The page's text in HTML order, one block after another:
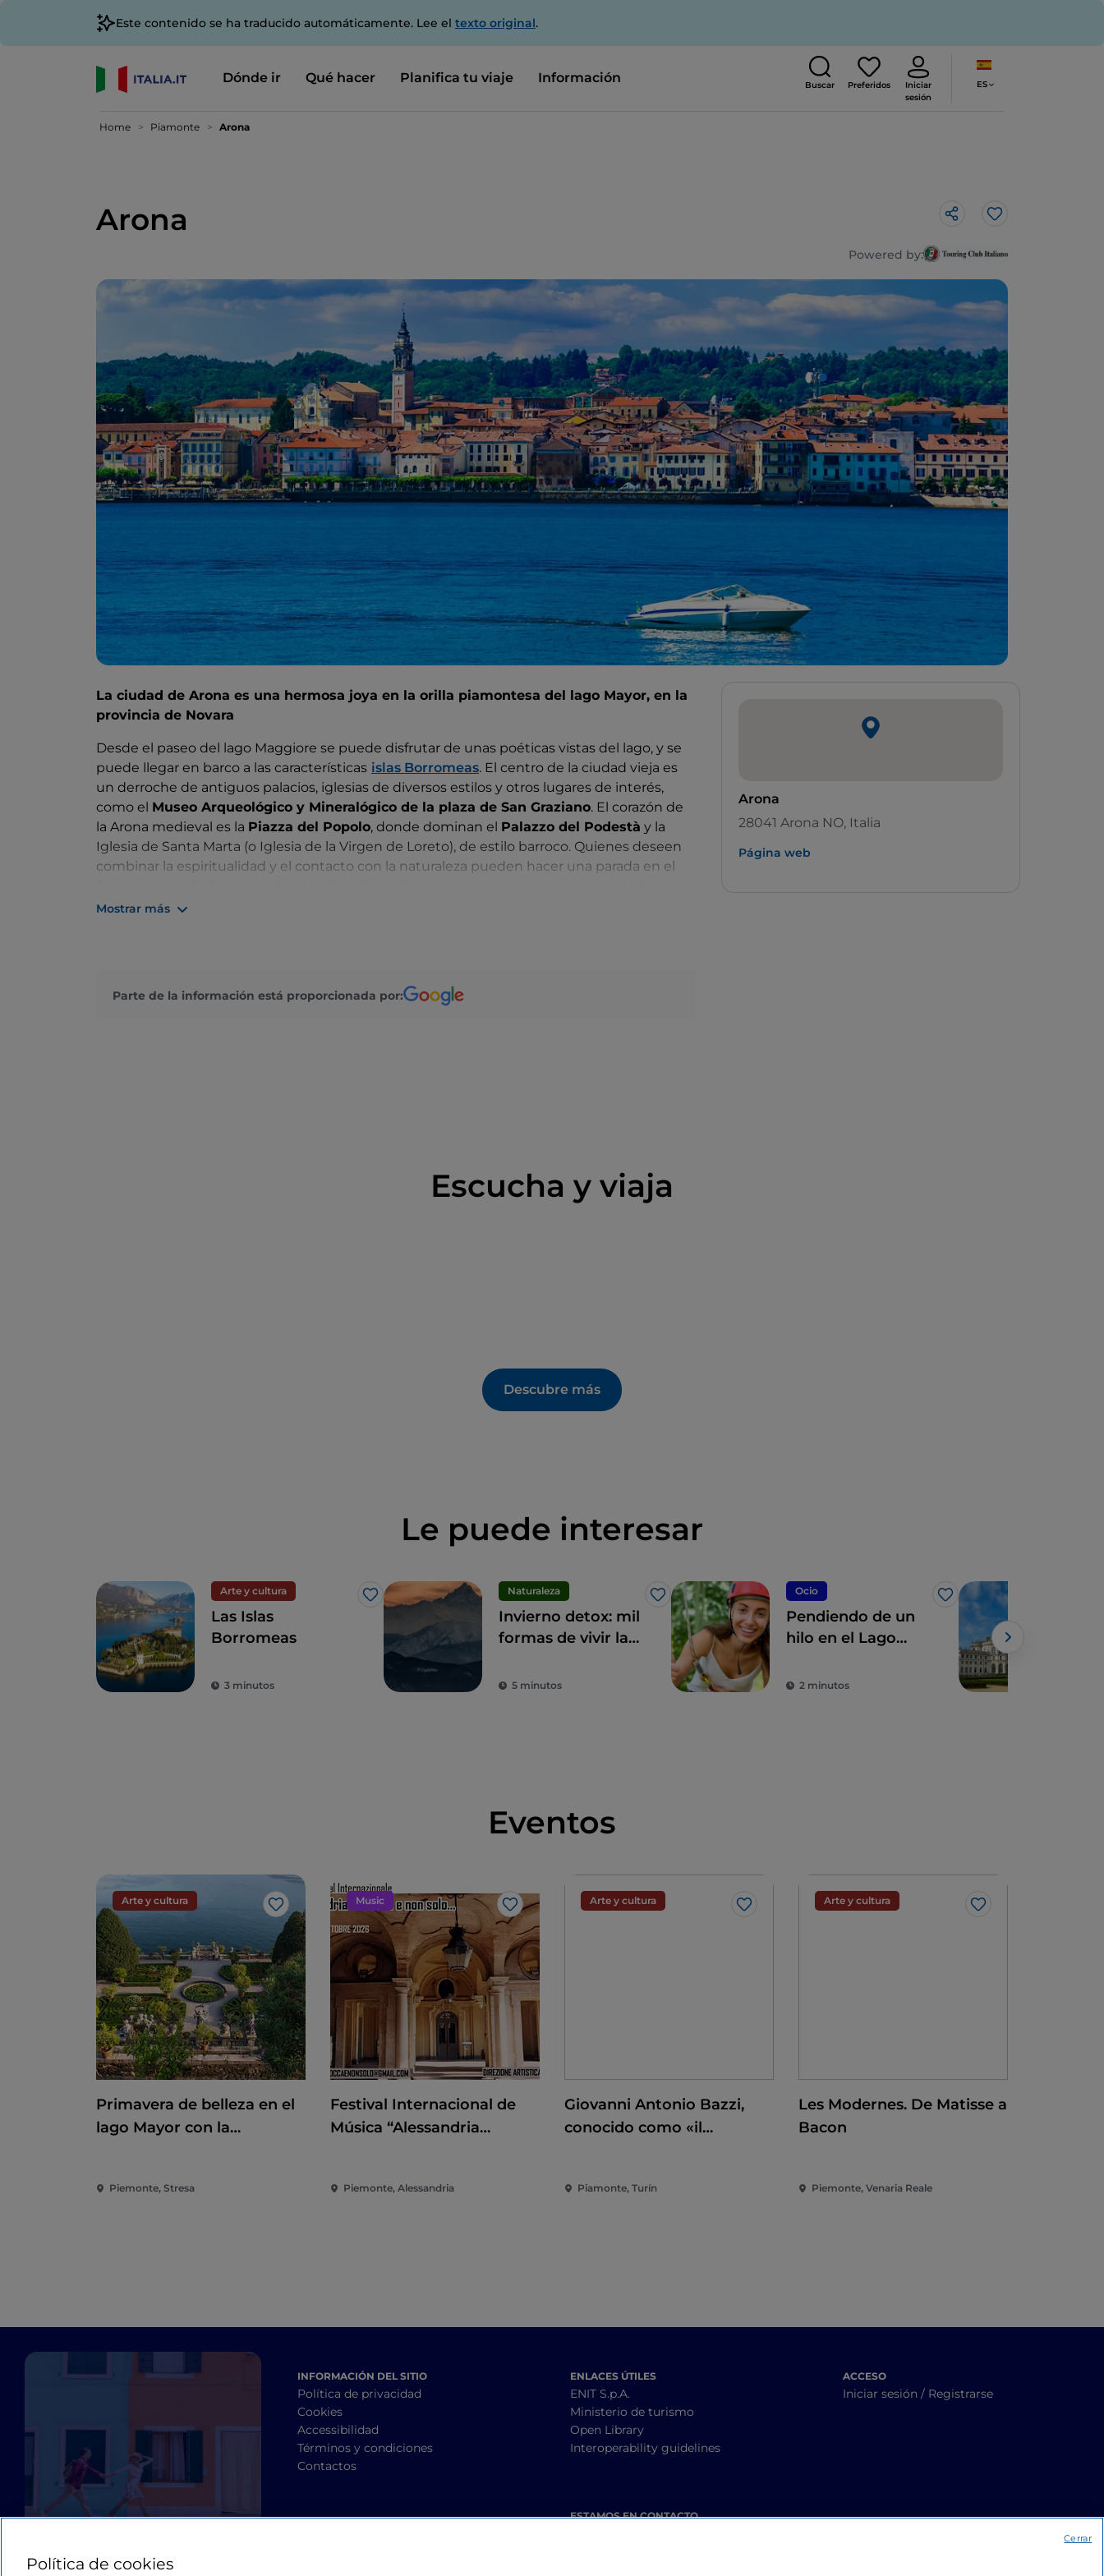
Este contenido se ha traducido automáticamente. Lee el texto original.
Dónde ir Qué hacer Planifica tu viaje Información Buscar Preferidos
Iniciar
sesión
ES
Home Piamonte Arona
Arona Me gusta
Powered by:
La ciudad de Arona es una hermosa joya en la orilla piamontesa del lago Mayor, en la
provincia de Novara
Desde el paseo del lago Maggiore se puede disfrutar de unas poéticas vistas del lago, y se
puede llegar en barco a las características islas Borromeas. El centro de la ciudad vieja es
un derroche de antiguos palacios, iglesias de diversos estilos y otros lugares de interés,
como el Museo Arqueológico y Mineralógico de la plaza de San Graziano. El corazón de
la Arona medieval es la Piazza del Popolo, donde dominan el Palazzo del Podestà y la
Iglesia de Santa Marta (o Iglesia de la Virgen de Loreto), de estilo barroco. Quienes deseen
combinar la espiritualidad y el contacto con la naturaleza pueden hacer una parada en el
Carlone", que también puede verse desde la otra orilla del lago, también está dedicada al
Mostrar más
Parte de la información está proporcionada por:
Arona
28041 Arona NO, Italia
Página web
Escucha y viaja
Descubre más
Le puede interesar
Arte y cultura
Me gusta
Las Islas
Borromeas
3 minutos
Naturaleza
Me gusta
Invierno detox: mil
formas de vivir la
Piamonte
5 minutos
Ocio
Me gusta
Pendiendo de un
hilo en el Lago
Piemonte
2 minutos
Eventos
Arte y cultura
Me gusta
Primavera de belleza en el
lago Mayor con la
Piemonte, Stresa
Music
Me gusta
Festival Internacional de
Música “Alessandria
Piemonte, Alessandria
Arte y cultura
Me gusta
Giovanni Antonio Bazzi,
conocido como «il
Piamonte, Turín
Arte y cultura
Me gusta
Les Modernes. De Matisse a
Bacon
Piemonte, Venaria Reale
INFORMACIÓN DEL SITIO
Política de privacidad
Cookies
Accessibilidad
Términos y condiciones
Contactos
ENLACES ÚTILES
ENIT S.p.A.
Ministerio de turismo
Open Library
Interoperability guidelines
ESTAMOS EN CONTACTO
ACCESO
Iniciar sesión / Registrarse
Política de cookies
Cerrar